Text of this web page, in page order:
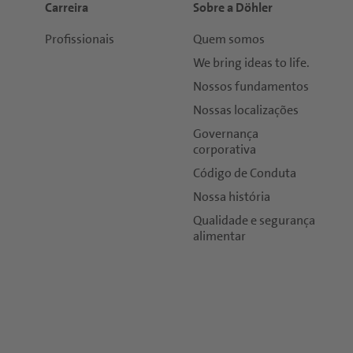
Carreira
Profissionais
Sobre a Döhler
Quem somos
We bring ideas to life.
Nossos fundamentos
Nossas localizações
Governança
corporativa
Código de Conduta
Nossa história
Qualidade e segurança
alimentar